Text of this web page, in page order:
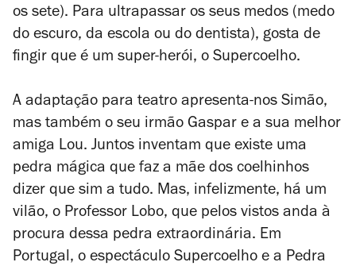
os sete). Para ultrapassar os seus medos (medo
do escuro, da escola ou do dentista), gosta de
fingir que é um super-herói, o Supercoelho.
A adaptação para teatro apresenta-nos Simão,
mas também o seu irmão Gaspar e a sua melhor
amiga Lou. Juntos inventam que existe uma
pedra mágica que faz a mãe dos coelhinhos
dizer que sim a tudo. Mas, infelizmente, há um
vilão, o Professor Lobo, que pelos vistos anda à
procura dessa pedra extraordinária. Em
Portugal, o espectáculo Supercoelho e a Pedra